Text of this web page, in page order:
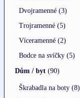
Dvojramenné (3)
Trojramenné (5)
Víceramenné (2)
Bodce na svíčky (5)
Dům / byt (90)
Škrabadla na boty (8)